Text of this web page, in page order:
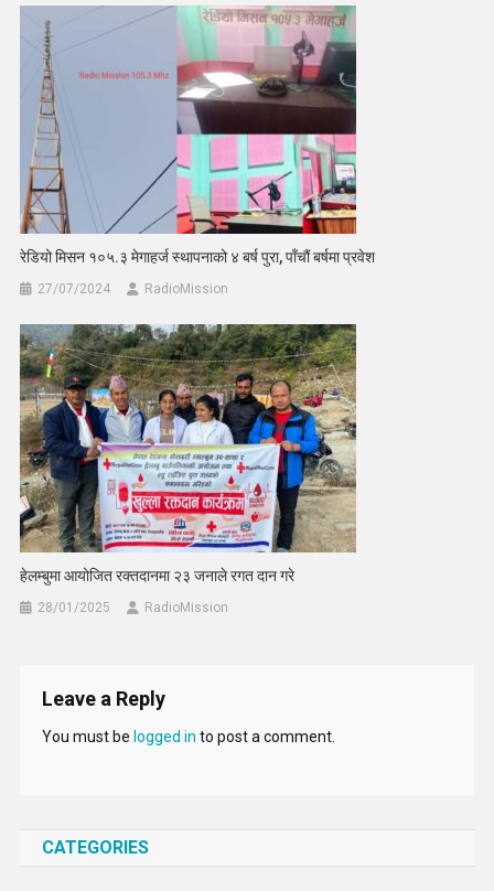
रेडियो मिसन १०५.३ मेगाहर्ज स्थापनाको ४ बर्ष पुरा, पाँचौं बर्षमा प्रवेश
27/07/2024 RadioMission
हेलम्बुमा आयोजित रक्तदानमा २३ जनाले रगत दान गरे
28/01/2025 RadioMission
Leave a Reply
You must be logged in to post a comment.
CATEGORIES